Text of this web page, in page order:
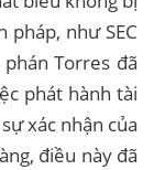
như SEC
Torres đã
phát hành tài
xác nhận của
điều này đã